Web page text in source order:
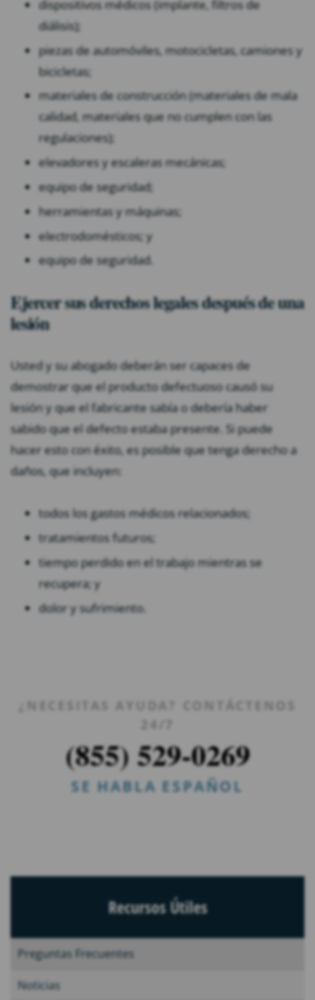
dispositivos médicos (implante, filtros de
diálisis);
piezas de automóviles, motocicletas, camiones y
bicicletas;
materiales de construcción (materiales de mala
calidad, materiales que no cumplen con las
regulaciones);
elevadores y escaleras mecánicas;
equipo de seguridad;
herramientas y máquinas;
electrodomésticos; y
equipo de seguridad.
Ejercer sus derechos legales después de una
lesión
Usted y su abogado deberán ser capaces de
demostrar que el producto defectuoso causó su
lesión y que el fabricante sabía o debería haber
sabido que el defecto estaba presente. Si puede
hacer esto con éxito, es posible que tenga derecho a
daños, que incluyen:
todos los gastos médicos relacionados;
tratamientos futuros;
tiempo perdido en el trabajo mientras se
recupera; y
dolor y sufrimiento.
¿NECESITAS AYUDA? CONTÁCTENOS
24/7
(855) 529-0269
SE HABLA ESPAÑOL
Recursos Útiles
Preguntas Frecuentes
Noticias